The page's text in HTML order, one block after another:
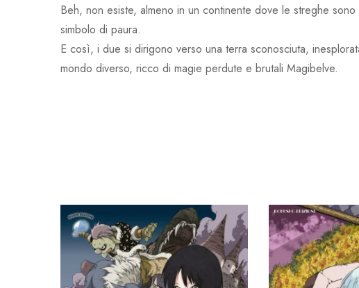
Beh, non esiste, almeno in un continente dove le streghe sono
simbolo di paura.
E così, i due si dirigono verso una terra sconosciuta,
mondo diverso, ricco di magie perdute e brutali Magibelve.